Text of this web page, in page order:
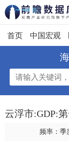
首页 中国宏观
云浮市:GDP:
频率：季